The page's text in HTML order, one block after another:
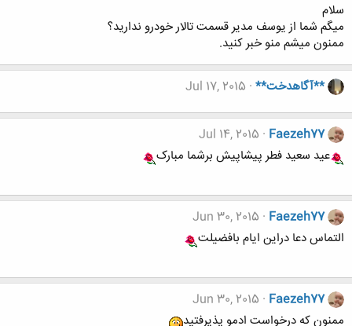
سلام
میگم شما از یوسف مدیر قسمت تالار خودرو ندارید؟
ممنون میشم منو خبر کنید.
**آگاهدخت** Jul 17, 2015
Faezeh77
Jul 14, 2015
عید سعید فطر پیشاپیش برشما مبارک
Faezeh77
Jun 30, 2015
التماس دعا دراین ایام بافضیلت
Faezeh77
Jun 30, 2015
ممنون که درخواست ادمو پذیرفتید